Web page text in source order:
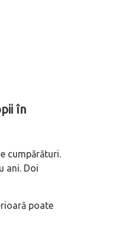
în
cumpărături.
ani. Doi
poate